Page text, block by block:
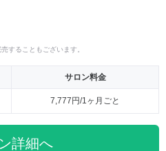
することもございます。
サロン料金
7,777円/1ヶ月ごと
詳細へ